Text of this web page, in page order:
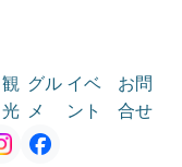
観
光
グル
メ
イベ
ント
お問
合せ